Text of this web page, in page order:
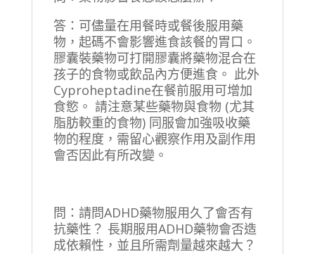
答：可儘量在用餐時或餐後服用藥
物，起碼不會影響進食該餐的胃口。
膠囊裝藥物可打開膠囊將藥物混合在
孩子的食物或飲品內方便進食。 此外
Cyproheptadine在餐前服用可增加
食慾。 請注意某些藥物與食物 (尤其
脂肪較重的食物) 同服會加強吸收藥
物的程度，需留心觀察作用及副作用
會否因此有所改變。
問：請問ADHD藥物服用久了會否有
抗藥性？ 長期服用ADHD藥物會否造
成依賴性，並且所需劑量越來越大？